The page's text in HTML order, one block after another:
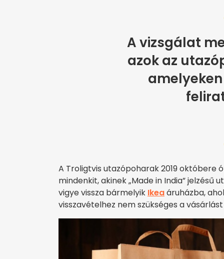
A vizsgálat
azok az
amelyeken
A Troligtvis utazópoharak 2019
mindenkit, akinek „Made in India”
vigye vissza bármelyik Ikeaáruházba,
visszavételhez nem szükséges a